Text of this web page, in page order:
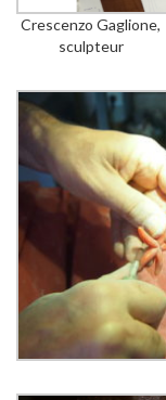
Crescenzo Gaglione,
sculpteur